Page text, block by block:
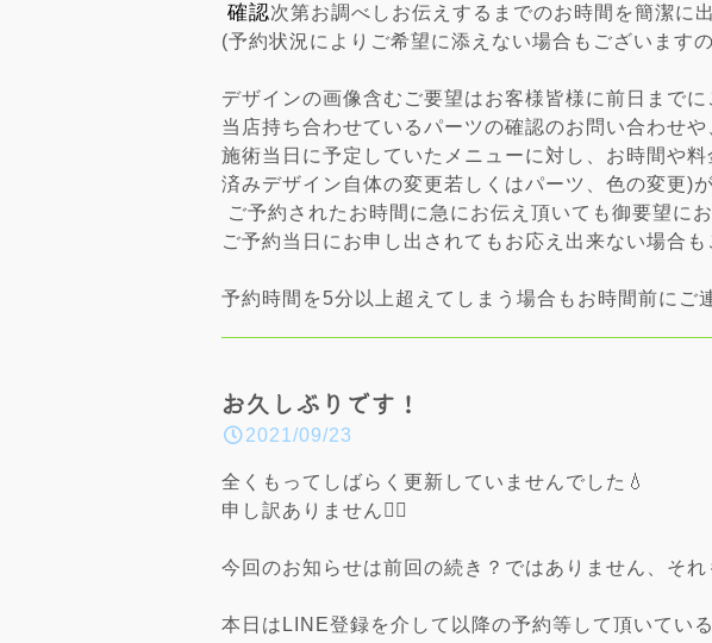
確認次第お調べしお伝えするまでのお時間を簡潔に
(予約状況によりご希望に添えない場合もございます
デザインの画像含むご要望はお客様皆様に前日までに
当店持ち合わせているパーツの確認のお問い合わせや
施術当日に予定していたメニューに対し、お時間や
済みデザイン自体の変更若しくはパーツ、色の変更)
ご予約されたお時間に急にお伝え頂いても御要望に
ご予約当日にお申し出されてもお応え出来ない場合も
予約時間を5分以上超えてしまう場合もお時間前にご
お久しぶりです！
2021/09/23
全くもってしばらく更新していませんでした💧
申し訳ありません🙇‍♀️
今回のお知らせは前回の続き？ではありません、そ
本日はLINE登録を介して以降の予約等して頂いてい